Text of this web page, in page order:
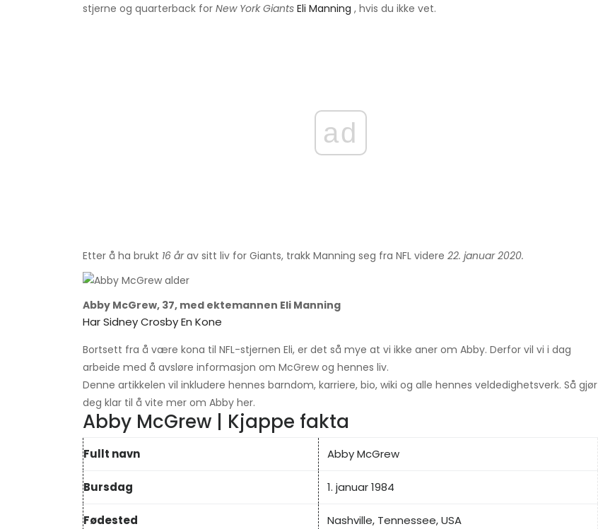
stjerne og quarterback for New York Giants Eli Manning , hvis du ikke vet.
ad
Etter å ha brukt 16 årav sitt liv for Giants, trakk Manning seg fra NFL videre 22. januar 2020.
Abby McGrew, 37, med ektemannen Eli Manning
Har Sidney Crosby En Kone
Bortsett fra å være kona til NFL-stjernen Eli, er det så mye at vi ikke aner om Abby. Derfor vil vi i dag
arbeide med å avsløre informasjon om McGrew og hennes liv.
Denne artikkelen vil inkludere hennes barndom, karriere, bio, wiki og alle hennes veldedighetsverk. Så gjør
deg klar til å vite mer om Abby her.
Abby McGrew | Kjappe fakta
Fullt navn Abby McGrew
Bursdag 1. januar 1984
Fødested Nashville, Tennessee, USA